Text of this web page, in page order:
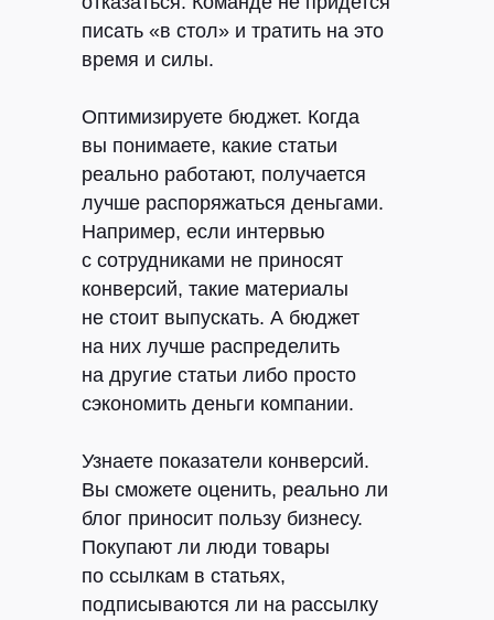
писать «в стол» и тратить на это
время и силы.
Оптимизируете бюджет. Когда
вы понимаете, какие статьи
реально работают, получается
лучше распоряжаться деньгами.
Например, если интервью
с сотрудниками не приносят
конверсий, такие материалы
не стоит выпускать. А бюджет
на них лучше распределить
на другие статьи либо просто
сэкономить деньги компании.
Узнаете показатели конверсий.
Вы сможете оценить, реально ли
блог приносит пользу бизнесу.
Покупают ли люди товары
по ссылкам в статьях,
подписываются ли на рассылку